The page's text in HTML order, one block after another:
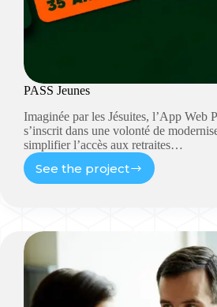
PASS Jeunes
Imaginée par les Jésuites, l’App Web
s’inscrit dans une volonté de
simplifier l’accès aux retraites…
See the project